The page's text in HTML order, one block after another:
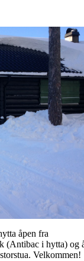
åpen fra
(Antibac i hytta) og
Velkommen!